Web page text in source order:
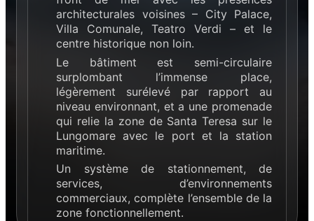
architecturales voisines – City Palace,
Villa Comunale, Teatro Verdi – et le
centre historique non loin.
Le bâtiment est semi-circulaire
surplombant l’immense place,
légèrement surélevé par rapport au
niveau environnant, et a une promenade
qui relie la zone de Santa Teresa sur le
Lungomare avec le port et la station
maritime.
Un système de stationnement, de
services, d’environnements
commerciaux, complète l’ensemble de la
zone fonctionnellement.